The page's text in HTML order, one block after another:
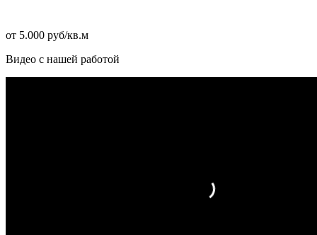
от 5.000 руб/кв.м
Видео с нашей работой